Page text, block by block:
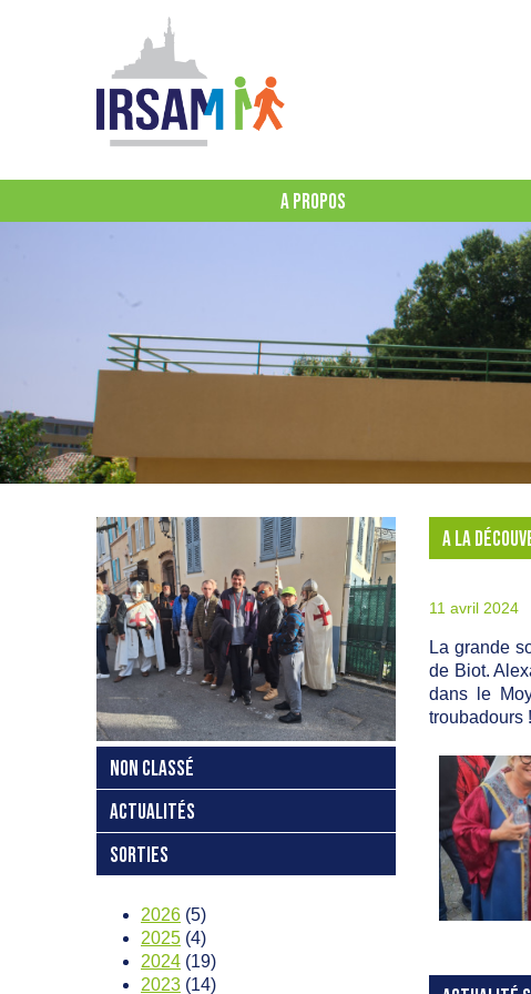
A PROPOS
NON CLASSÉ
ACTUALITÉS
SORTIES
2026 (5)
2025 (4)
2024 (19)
2023 (14)
A LA
11 avril 2024
La grande
de Biot.
dans le
troubadours !